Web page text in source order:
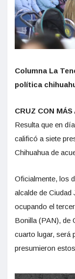
Columna La
política
CRUZ CON
Resulta que en
calificó a siete
Chihuahua de
Oficialmente, los
alcalde de Ciudad
ocupando el
Bonilla (PAN), de
cuarto lugar, será
presumieron